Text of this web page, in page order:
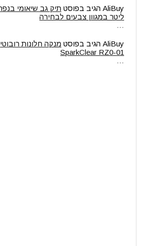
AliBuy הגיב בפוסט
ליטר במגוון צבעים לבחירה
…
AliBuy הגיב בפוסט מנקה חלונות רובוטי
SparkClear RZ0-01
…